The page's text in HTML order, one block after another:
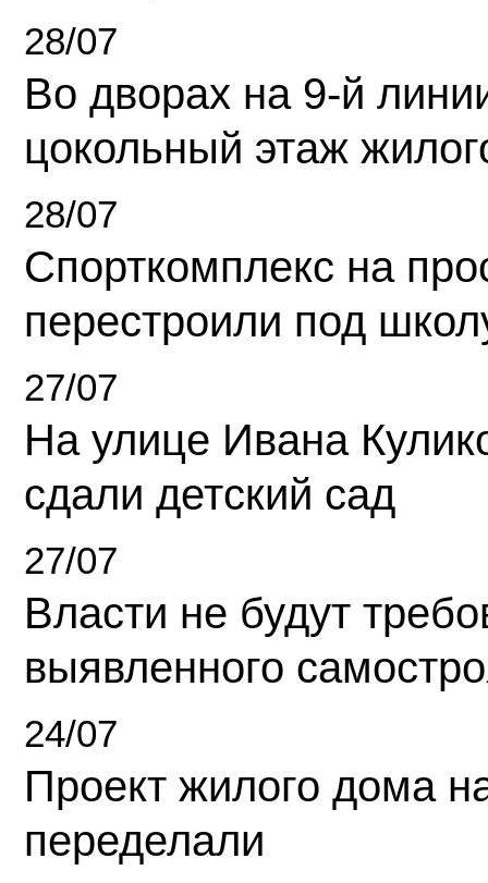
28/07
Во дворах на 9-й
цокольный этаж
28/07
Спорткомплекс на
перестроили под
27/07
На улице Ивана
сдали детский сад
27/07
Власти не будут
выявленного
24/07
Проект жилого дома
переделали